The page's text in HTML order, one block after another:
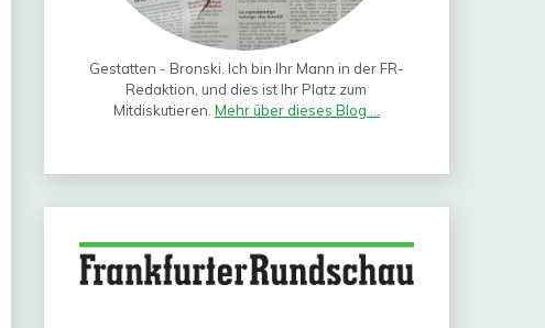
Gestatten - Bronski. Ich bin Ihr Mann in der FR-
Redaktion, und dies ist Ihr Platz zum
Mitdiskutieren. Mehr über dieses Blog ...